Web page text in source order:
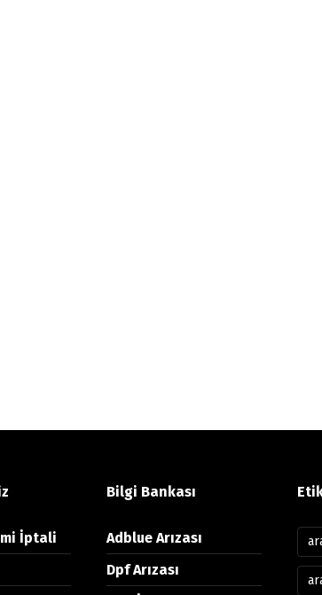
İptali
Bilgi Bankası
Adblue Arızası
Dpf Arızası